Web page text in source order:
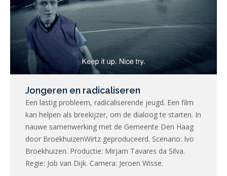
Jongeren en radicaliseren
Een lastig probleem, radicaliserende jeugd. Een film
kan helpen als breekijzer, om de dialoog te starten. In
nauwe samenwerking met de Gemeente Den Haag
door BroekhuizenWirtz geproduceerd. Scenario: Ivo
Broekhuizen. Productie: Mirjam Tavares da Silva.
Regie: Job van Dijk. Camera: Jeroen Wisse.